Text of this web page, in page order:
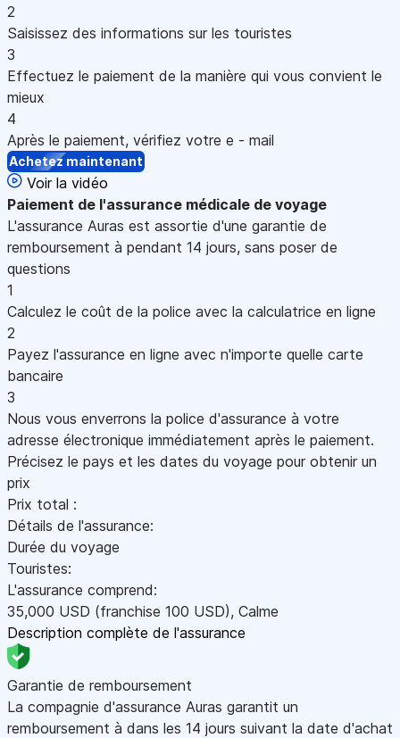
2
Saisissez des informations sur les touristes
3
Effectuez le paiement de la manière qui vous convient le
mieux
4
Après le paiement, vérifiez votre e - mail
Achetez maintenant
Voir la vidéo
Paiement de l'assurance médicale de voyage
L'assurance Auras est assortie d'une garantie de
remboursement à pendant 14 jours, sans poser de
questions
1
Calculez le coût de la police avec la calculatrice en ligne
2
Payez l'assurance en ligne avec n'importe quelle carte
bancaire
3
Nous vous enverrons la police d'assurance à votre
adresse électronique immédiatement après le paiement.
Précisez le pays et les dates du voyage pour obtenir un
prix
Prix total :
Détails de l'assurance:
Durée du voyage
Touristes:
L'assurance comprend:
35,000 USD (franchise 100 USD), Calme
Description complète de l'assurance
Garantie de remboursement
La compagnie d'assurance Auras garantit un
remboursement à dans les 14 jours suivant la date d'achat